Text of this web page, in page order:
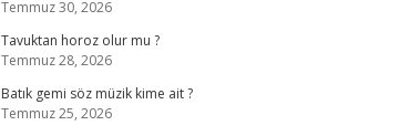
Temmuz 30, 2026
Tavuktan horoz olur mu ?
Temmuz 28, 2026
Batık gemi söz müzik kime ait ?
Temmuz 25, 2026